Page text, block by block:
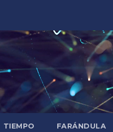
TIEMPO FARÁNDULA